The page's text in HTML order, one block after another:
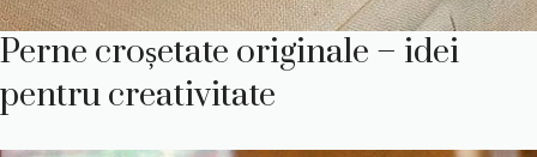
Perne croșetate originale – idei
pentru creativitate